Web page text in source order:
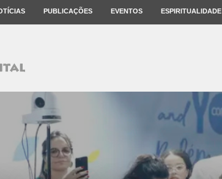
PUBLICAÇÕES EVENTOS ESPIRITUALIDADE